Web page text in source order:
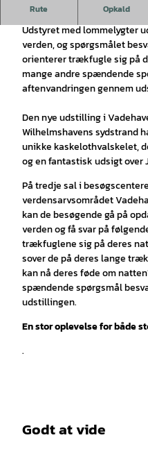
Rute Opkald
Fakkeltur gennem
Udstyret med lommelygter
verden, og spørgsmålet
orienterer trækfugle sig på
mange andre spændende
aftenvandringen gennem
Den nye udstilling i
Wilhelmshavens sydstrand
unikke kaskelothvalskelet,
og en fantastisk udsigt over
På tredje sal i
verdensarvsområdet
kan de besøgende gå på
verden og få svar på
trækfuglene sig på deres
sover de på deres lange
kan nå deres føde om
spændende spørgsmål
udstillingen.
En stor oplevelse for både
.
Godt at vide